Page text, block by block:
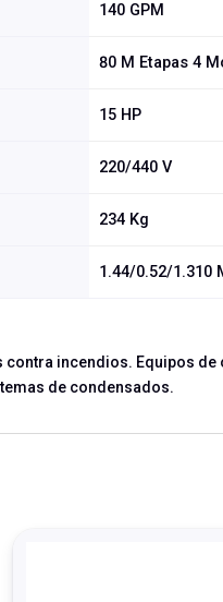
140 GPM
80 M Etapas 4
15 HP
220/440 V
234 Kg
1.44/0.52/1.310
incendios. Equipos
de condensados.